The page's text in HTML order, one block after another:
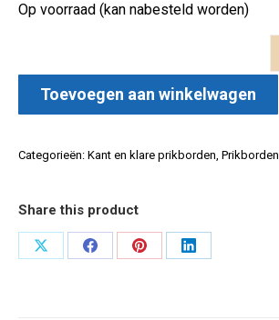
Op voorraad (kan nabesteld worden)
Toevoegen aan winkelwagen
Categorieën: Kant en klare prikborden, Prikborden
Share this product
Deel
Deel
Deel
Deel